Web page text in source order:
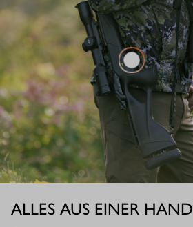
ALLES AUS EINER HAND